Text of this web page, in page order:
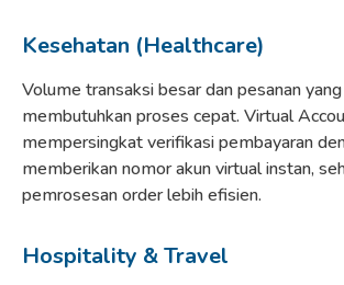
Kesehatan (Healthcare)
Volume transaksi besar dan pesanan
membutuhkan proses cepat. Virtual
mempersingkat verifikasi pembayaran
memberikan nomor akun virtual instan,
pemrosesan order lebih efisien.
Hospitality & Travel